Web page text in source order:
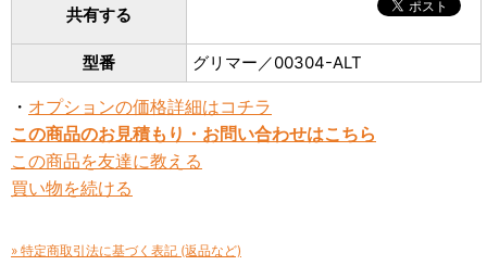
共有する
型番 グリマー／00304-ALT
・ オプションの価格詳細はコチラ
この商品のお見積もり・お問い合わせはこちら
この商品を友達に教える
買い物を続ける
» 特定商取引法に基づく表記 (返品など)